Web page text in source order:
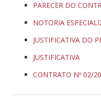
PARECER DO
NOTORIA
JUSTIFICATIVA DO
JUSTIFICATIVA
CONTRATO Nº 02/